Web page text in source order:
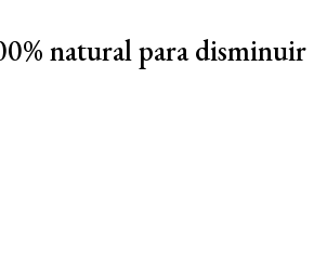
natural para disminuir